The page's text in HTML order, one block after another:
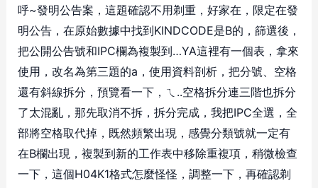
呼~發明公告案，這題確認不用剃重，好家在，限定在發
明公告，在原始數據中找到KINDCODE是B的，篩選後，
把公開公告號和IPC欄為複製到…YA這裡有一個表，拿來
使用，改名為第三題的a，使用資料剖析，把分號、空格
還有斜線拆分，預覽看一下，ㄟ..空格拆分連三階也拆分
了太混亂，那先取消不拆，拆分完成，我把IPC全選，全
部將空格取代掉，既然頻繁出現，感覺分類號就一定有
在B欄出現，複製到新的工作表中移除重複項，稍微檢查
一下，這個H04K1格式怎麼怪怪，調整一下，再確認剃